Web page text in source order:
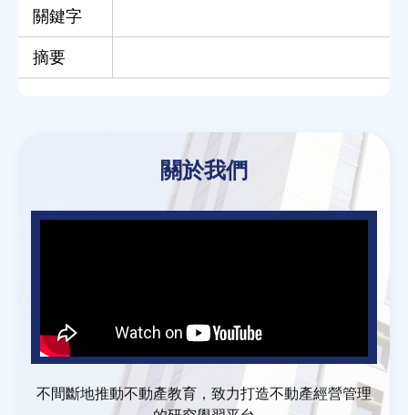
關鍵字
摘要
關於我們
不間斷地推動不動產教育，致力打造不動產經營管理